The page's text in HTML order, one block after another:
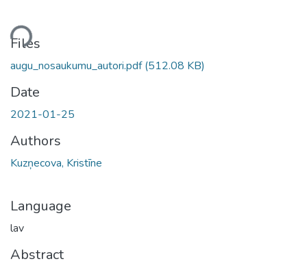
Files
augu_nosaukumu_autori.pdf(512.08 KB)
Date
2021-01-25
Authors
Kuzņecova, Kristīne
Language
lav
Abstract